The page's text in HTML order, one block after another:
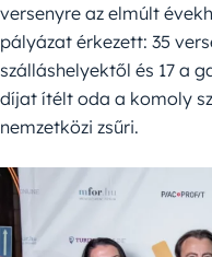
versenyre az elmúlt
pályázat érkezett: 35
szálláshelyektől és 17 a
díjat ítélt oda a komoly
nemzetközi zsűri.